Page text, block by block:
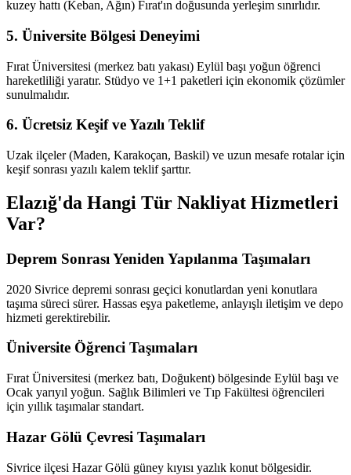
kuzey hattı (Keban, Ağın) Fırat'ın doğusunda yerleşim sınırlıdır.
5. Üniversite Bölgesi Deneyimi
Fırat Üniversitesi (merkez batı yakası) Eylül başı yoğun öğrenci
hareketliliği yaratır. Stüdyo ve 1+1 paketleri için ekonomik çözümler
sunulmalıdır.
6. Ücretsiz Keşif ve Yazılı Teklif
Uzak ilçeler (Maden, Karakoçan, Baskil) ve uzun mesafe rotalar için
keşif sonrası yazılı kalem teklif şarttır.
Elazığ'da Hangi Tür Nakliyat Hizmetleri
Var?
Deprem Sonrası Yeniden Yapılanma Taşımaları
2020 Sivrice depremi sonrası geçici konutlardan yeni konutlara
taşıma süreci sürer. Hassas eşya paketleme, anlayışlı iletişim ve depo
hizmeti gerektirebilir.
Üniversite Öğrenci Taşımaları
Fırat Üniversitesi (merkez batı, Doğukent) bölgesinde Eylül başı ve
Ocak yarıyıl yoğun. Sağlık Bilimleri ve Tıp Fakültesi öğrencileri
için yıllık taşımalar standart.
Hazar Gölü Çevresi Taşımaları
Sivrice ilçesi Hazar Gölü güney kıyısı yazlık konut bölgesidir.